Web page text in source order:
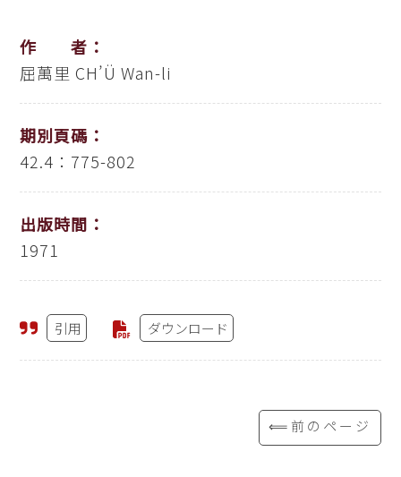
作 者：
屈萬里 CH’Ü Wan-li
期別頁碼：
42.4：775-802
出版時間：
1971
引用 ダウンロード
⟸前のページ